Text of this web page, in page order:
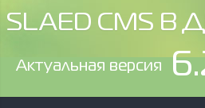
SLAED CMS В
Aктуальная версия